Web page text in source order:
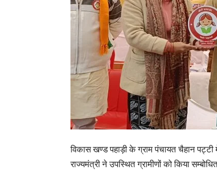
विकास खण्ड पहाड़ी के ग्राम पंचायत चैहान
राज्यमंत्री ने उपस्थित ग्रामीणों को किया